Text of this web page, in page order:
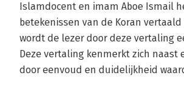
Islamdocent en imam Aboe Ismail
betekenissen van de Koran
wordt de lezer door deze vertaling
Deze vertaling kenmerkt zich naast
door eenvoud en duidelijkheid